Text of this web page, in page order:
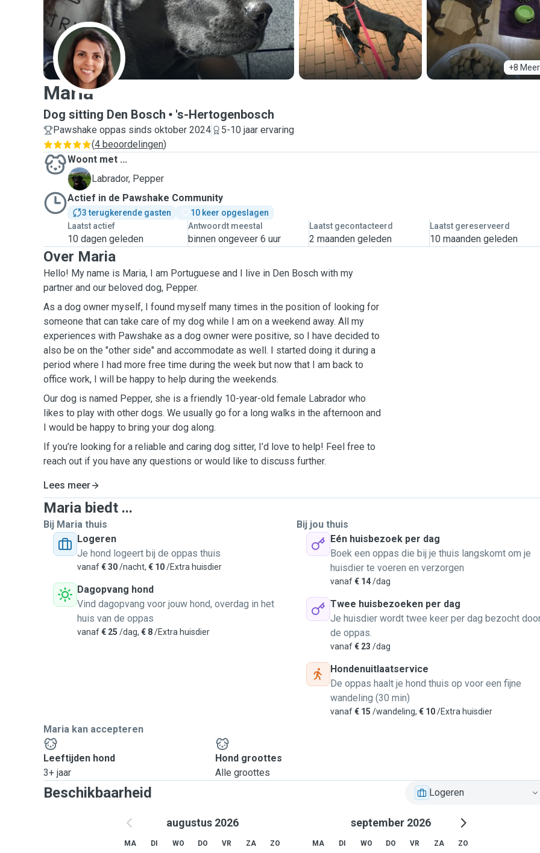
+8 Meer
M
Maria
Dog sitting Den Bosch 's-Hertogenbosch
Pawshake oppas sinds oktober 2024
5-10 jaar ervaring
(4 beoordelingen)
Woont met ...
P
Labrador, Pepper
Actief in de Pawshake Community
3 terugkerende gasten
10 keer opgeslagen
Laatst actief
10 dagen geleden
Antwoordt meestal
binnen ongeveer 6 uur
Laatst gecontacteerd
2 maanden geleden
Laatst gereserveerd
10 maanden geleden
Over Maria
Hello! My name is Maria, I am Portuguese and I live in Den Bosch with my
partner and our beloved dog, Pepper.
As a dog owner myself, I found myself many times in the position of looking for
someone that can take care of my dog while I am on a weekend away. All my
experiences with Pawshake as a dog owner were positive, so I have decided to
also be on the "other side" and accommodate as well. I started doing it during a
period where I had more free time during the week but now that I am back to
office work, I will be happy to help during the weekends.
Our dog is named Pepper, she is a friendly 10-year-old female Labrador who
likes to play with other dogs. We usually go for a long walks in the afternoon and
I would be happy to bring your dog along.
If you’re looking for a reliable and caring dog sitter, I’d love to help! Feel free to
reach out if you have any questions or would like to discuss further.
Lees meer
Maria biedt ...
Bij Maria thuis
Logeren
Je hond logeert bij de oppas thuis
vanaf€ 30/nacht, € 10/Extra huisdier
Dagopvang hond
Vind dagopvang voor jouw hond, overdag in het
huis van de oppas
vanaf€ 25 /dag, € 8/Extra huisdier
Bij jou thuis
Eén huisbezoek per dag
Boek een oppas die bij je thuis langskomt om je
huisdier te voeren en verzorgen
vanaf€ 14/dag
Twee huisbezoeken per dag
Je huisdier wordt twee keer per dag bezocht
de oppas.
vanaf€ 23 /dag
Hondenuitlaatservice
De oppas haalt je hond thuis op voor een fijne
wandeling (30 min)
vanaf€ 15 /wandeling, € 10/Extra huisdier
Maria kan accepteren
Leeftijden hond
3+ jaar
Hond groottes
Alle groottes
Beschikbaarheid Logeren
augustus 2026
MA DI WO DO VR ZA ZO
september 2026
MA DI WO DO VR ZA ZO